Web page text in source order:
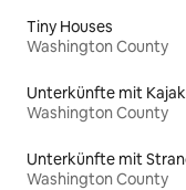
Tiny Houses
Washington County
Unterkünfte mit Kajak
Washington County
Washington County